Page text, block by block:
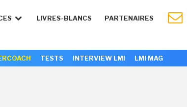
LIVRES-BLANCS PARTENAIRES
TESTS INTERVIEW LMI LMI MAG